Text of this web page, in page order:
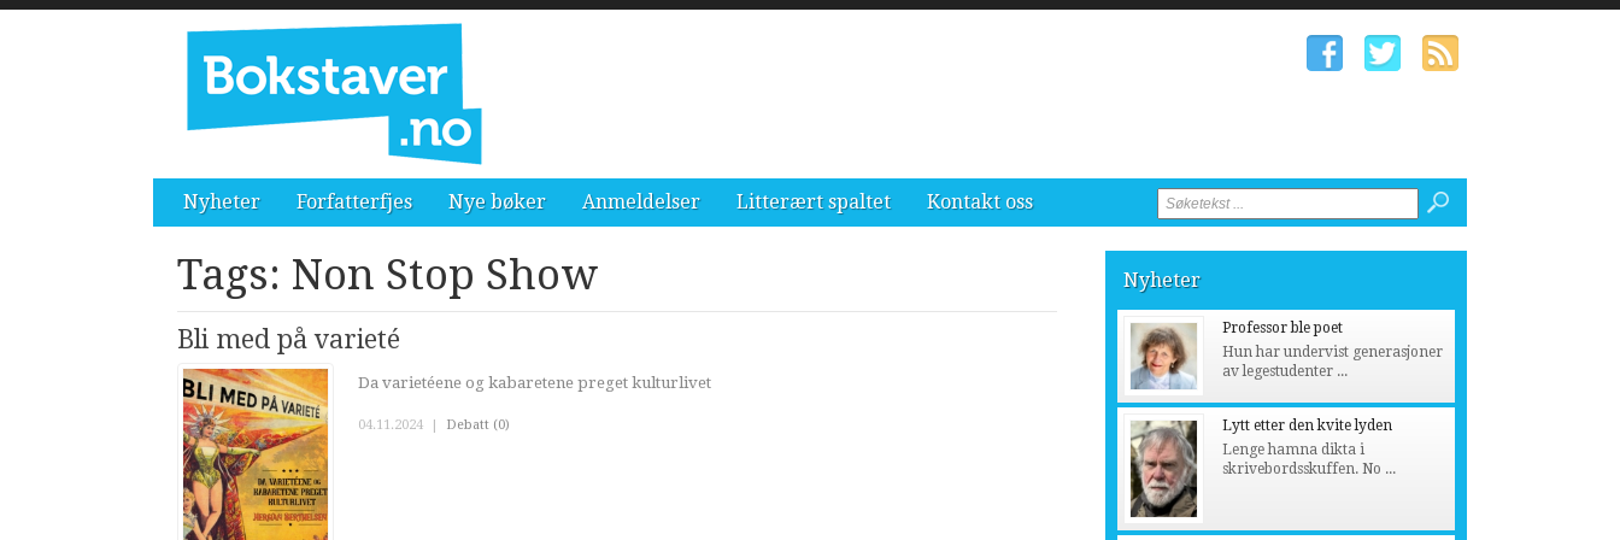
Nyheter Forfatterfjes Nye bøker Anmeldelser Litterært spaltet Kontakt oss
Tags: Non Stop Show
Bli med på varieté
Da varietéene og kabaretene preget kulturlivet
04.11.2024 | Debatt (0)
Nyheter
Professor ble poet
Hun har undervist generasjoner
av legestudenter ...
Lytt etter den kvite lyden
Lenge hamna dikta i
skrivebordsskuffen. No ...